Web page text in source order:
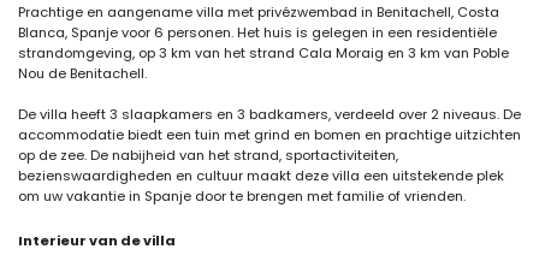
Prachtige en aangename villa met privézwembad in Benitachell, Costa
Blanca, Spanje voor 6 personen. Het huis is gelegen in een residentiële
strandomgeving, op 3 km van het strand Cala Moraig en 3 km van Poble
Nou de Benitachell.
De villa heeft 3 slaapkamers en 3 badkamers, verdeeld over 2 niveaus. De
accommodatie biedt een tuin met grind en bomen en prachtige uitzichten
op de zee. De nabijheid van het strand, sportactiviteiten,
bezienswaardigheden en cultuur maakt deze villa een uitstekende plek
om uw vakantie in Spanje door te brengen met familie of vrienden.
Interieur van de villa